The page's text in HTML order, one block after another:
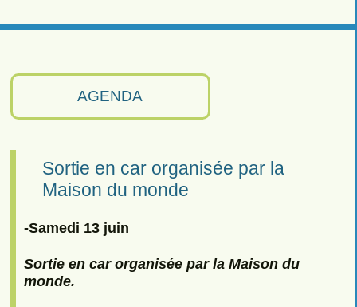
AGENDA
Sortie en car organisée par la
Maison du monde
-Samedi 13 juin
Sortie en car organisée par la Maison du
monde.